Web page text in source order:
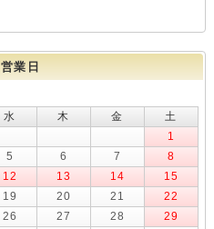
営業日
水 木 金
土
1
5 6 7
8
12 13 14
15
19 20 21
22
26 27 28
29